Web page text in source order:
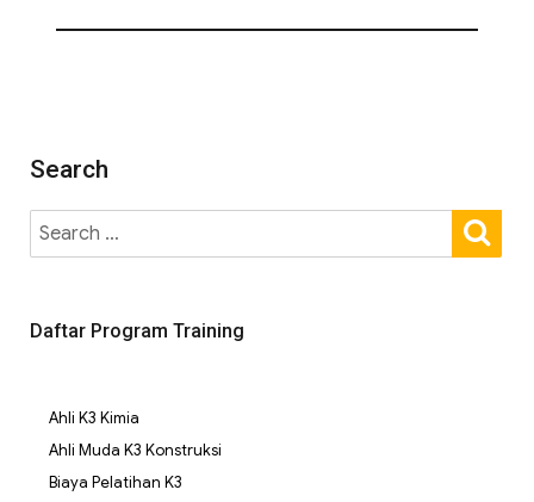
Search
Daftar Program Training
Ahli K3 Kimia
Ahli Muda K3 Konstruksi
Biaya Pelatihan K3